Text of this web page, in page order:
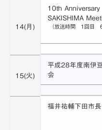
14(月)
10th
SAKISHIMA
（放送時間 1回
15(火)
平成28年度南伊
会
福井祐輔下田市長